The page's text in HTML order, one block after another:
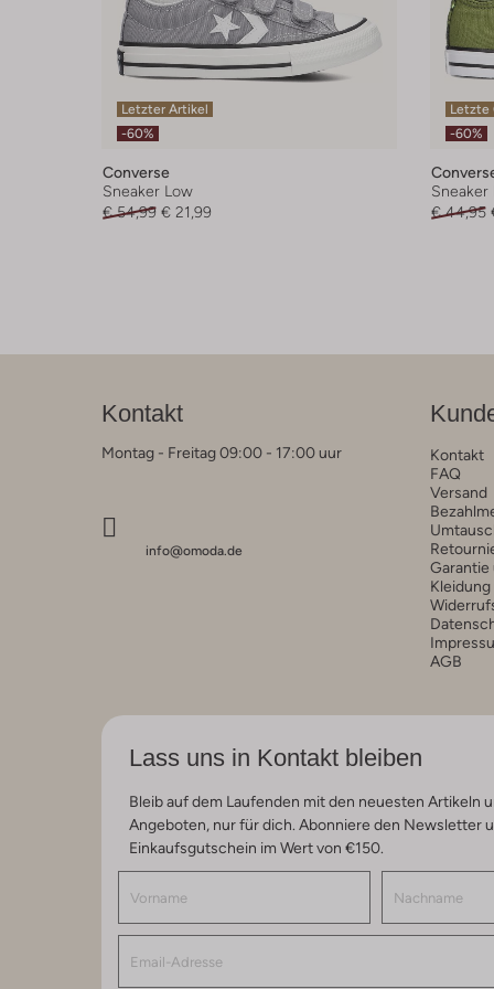
Letzter Artikel
-60%
Converse
Sneaker Low
€ 54,99 € 21,99
Letzte
-60%
Sneaker
€ 44,95
Kontakt
Montag - Freitag 09:00 - 17:00 uur
info@omoda.de
Kontakt
FAQ
Versand
Garantie
AGB
Lass uns in Kontakt bleiben
Bleib auf dem Laufenden mit den neuesten Artikeln
Angeboten, nur für dich. Abonniere den Newsletter
Einkaufsgutschein im Wert von €150.